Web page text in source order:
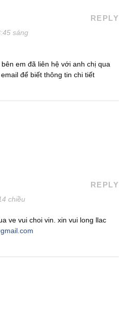
sáng
REPLY
em đã liên hệ với anh chị qua
để biết thông tin chi tiết
chiều
REPLY
ve vui choi vin. xin vui long llac